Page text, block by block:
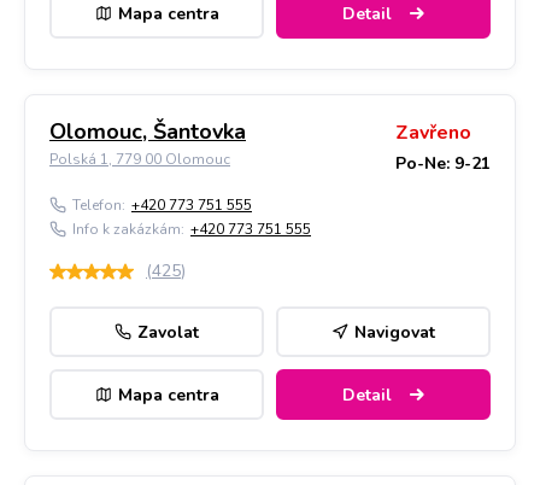
Mapa centra Detail
Olomouc, Šantovka
Polská 1, 779 00 Olomouc
Zavřeno
Po-Ne: 9-21
Telefon: +420 773 751 555
Info k zakázkám: +420 773 751 555
(425)
Zavolat Navigovat
Mapa centra Detail